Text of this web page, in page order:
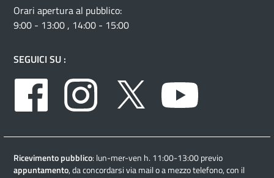
Orari apertura al pubblico:
9:00 - 13:00 , 14:00 - 15:00
SEGUICI SU :
Facebook
Instagram Twitter
Ricevimento pubblico: lun-mer-ven h. 11:00-13:00 previo
appuntamento, da concordarsi via mail o a mezzo telefono, con il